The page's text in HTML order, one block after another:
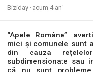
Biziday · acum 4 ani
“Apele Române”
mici și comunele sunt
din cauza
subdimensionate sau
că nu sunt probleme